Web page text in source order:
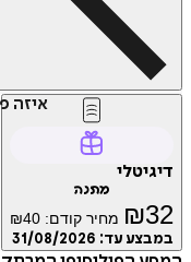
איזה
דיגיטלי
מתנה
₪32 מחיר קודם: ₪40
במבצע עד: 31/08/2026